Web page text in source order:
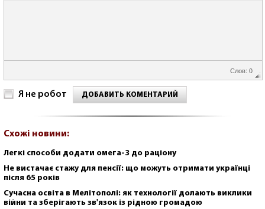
Слов: 0
Я не робот ДОБАВИТЬ КОМЕНТАРИЙ
Схожі новини:
Легкі способи додати омега-3 до раціону
Не вистачає стажу для пенсії: що можуть отримати українці
після 65 років
Сучасна освіта в Мелітополі: як технології долають виклики
війни та зберігають зв'язок із рідною громадою